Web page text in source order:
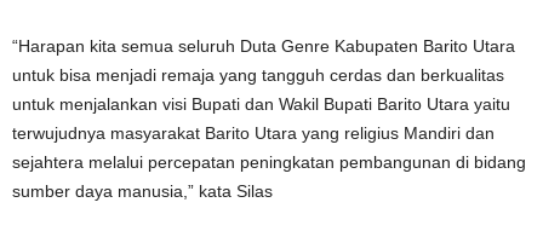
“Harapan kita semua seluruh Duta Genre Kabupaten Barito Utara
untuk bisa menjadi remaja yang tangguh cerdas dan berkualitas
untuk menjalankan visi Bupati dan Wakil Bupati Barito Utara yaitu
terwujudnya masyarakat Barito Utara yang religius Mandiri dan
sejahtera melalui percepatan peningkatan pembangunan di bidang
sumber daya manusia,” kata Silas